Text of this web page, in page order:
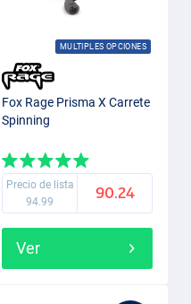
MULTIPLES OPCIONES
Fox Rage Prisma X Carrete
Spinning
Precio de lista
94.99
90.24
Ver